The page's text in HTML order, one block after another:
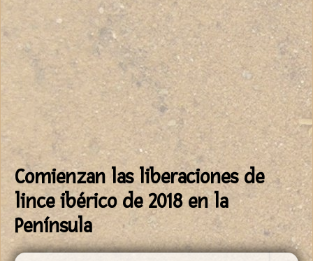
Comienzan las liberaciones de
lince ibérico de 2018 en la
Península